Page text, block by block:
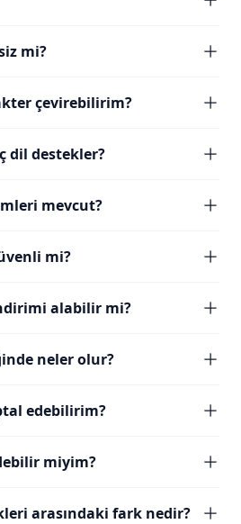
mi?
çevirebilirim?
dil destekler?
mevcut?
mi?
alabilir mi?
neler olur?
edebilirim?
miyim?
arasındaki fark nedir?